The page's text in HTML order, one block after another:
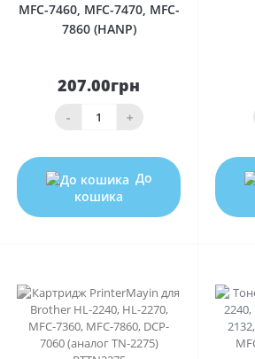
MFC-7460, MFC-7470, MFC-
7860 (HANP)
207.00грн
- +
До
кошика